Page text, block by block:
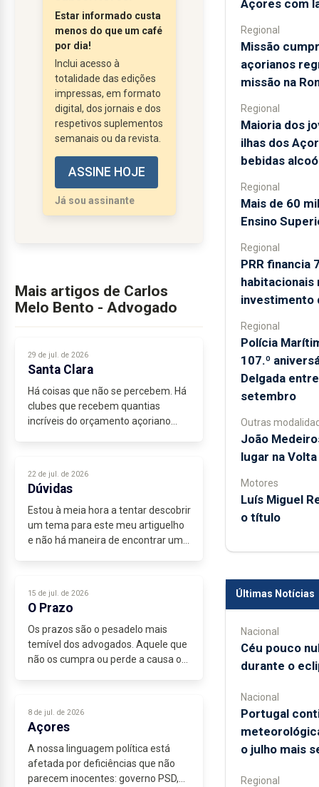
com os peões que ali
circulam.
Enquanto esperam pela
chegada da comida,
tudo conspurcam e
deram agora para se
meter com as que são
de mais idade e mais
frágeis criando um
ambiente de terror com
gritos e palavrões do
Estar informado custa
menos do que um café
por dia!
Inclui acesso à
totalidade das edições
impressas, em formato
digital, dos jornais e dos
respetivos suplementos
semanais ou da revista.
ASSINE HOJE
Já sou assinante
Mais artigos de Carlos
Melo Bento - Advogado
29 de jul. de 2026
Santa Clara
Há coisas que não se percebem. Há
clubes que recebem quantias
incríveis do orçamento açoriano
22 de jul. de 2026
Dúvidas
Estou à meia hora a tentar descobrir
um tema para este meu artiguelho
e não há maneira de encontrar um
15 de jul. de 2026
O Prazo
Os prazos são o pesadelo mais
temível dos advogados. Aquele que
não os cumpra ou perde a causa ou
calejado o suficiente para não...
8 de jul. de 2026
Açores
A nossa linguagem política está
afetada por deficiências que não
parecem inocentes: governo PSD,
Açores com
Regional
Missão
açorianos
missão na
Regional
Maioria dos
ilhas dos
bebidas
Regional
Mais de 60
Ensino
Regional
PRR financia
habitacionais
investimento
Regional
Polícia
107.º
Delgada
setembro
Outras
João
lugar na
Motores
Luís Miguel
o título
Últimas Notícias
Nacional
Céu pouco
durante o
Nacional
Portugal
o julho mais
Regional